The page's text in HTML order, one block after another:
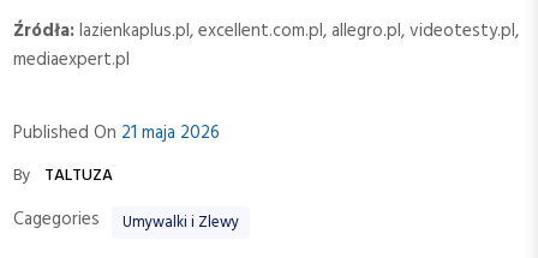
Źródła:lazienkaplus.pl, excellent.com.pl, allegro.pl, videotesty.pl,
mediaexpert.pl
Published On 21 maja 2026
By TALTUZA
Cagegories Umywalki i Zlewy